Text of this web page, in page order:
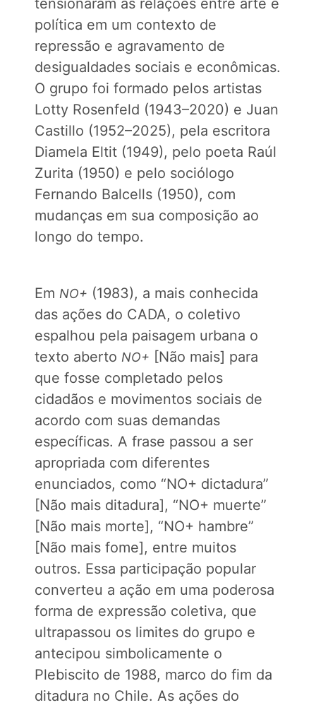
política em um contexto de
repressão e agravamento de
desigualdades sociais e econômicas.
O grupo foi formado pelos artistas
Lotty Rosenfeld (1943–2020) e Juan
Castillo (1952–2025), pela escritora
Diamela Eltit (1949), pelo poeta Raúl
Zurita (1950) e pelo sociólogo
Fernando Balcells (1950), com
mudanças em sua composição ao
longo do tempo.
Em NO+ (1983), a mais conhecida
das ações do CADA, o coletivo
espalhou pela paisagem urbana o
texto aberto NO+ [Não mais] para
que fosse completado pelos
cidadãos e movimentos sociais de
acordo com suas demandas
específicas. A frase passou a ser
apropriada com diferentes
enunciados, como “NO+ dictadura”
[Não mais ditadura], “NO+ muerte”
[Não mais morte], “NO+ hambre”
[Não mais fome], entre muitos
outros. Essa participação popular
converteu a ação em uma poderosa
forma de expressão coletiva, que
ultrapassou os limites do grupo e
antecipou simbolicamente o
Plebiscito de 1988, marco do fim da
ditadura no Chile. As ações do